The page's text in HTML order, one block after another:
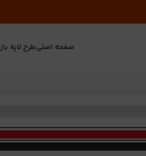
صفحه اصلیطرح لایه باز